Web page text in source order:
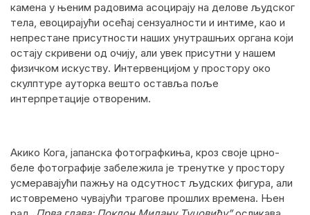
камена у њеним радовима асоцирају на делове људског
тела, евоцирајући осећај сензуалности и интиме, као и
непрестане присутности наших унутрашњих органа који
остају скривени од очију, али увек присутни у нашем
физичком искуству. Интервенцијом у простору око
скулптуре ауторка вешто оставља поље
интерпретације отвореним.
Акико Кога, јапанска фотографкиња, кроз своје црно-
беле фотографије забележила је тренутке у простору
усмеравајући пажњу на одсутност људских фигура, али
истовремено чувајући трагове прошлих времена. Њен